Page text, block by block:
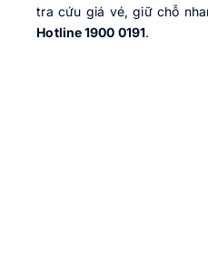
tra cứu giá vé, giữ chỗ
Hotline 1900 0191.